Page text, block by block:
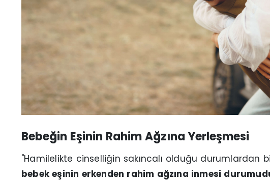
Bebeğin Eşinin Rahim Ağzına Yerleşmesi
"Hamilelikte cinselliğin sakıncalı olduğu durumlardan
bebek eşinin erkenden rahim ağzına inmesi